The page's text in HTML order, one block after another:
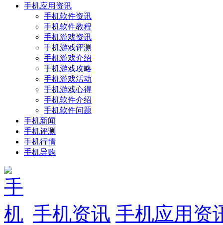
手机应用资讯
手机软件资讯
手机软件教程
手机游戏资讯
手机游戏评测
手机游戏介绍
手机游戏攻略
手机游戏活动
手机游戏心得
手机软件介绍
手机软件问题
手机新闻
手机评测
手机行情
手机导购
手机资讯 手机应用资